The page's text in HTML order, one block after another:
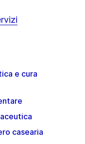
e cura
casearia